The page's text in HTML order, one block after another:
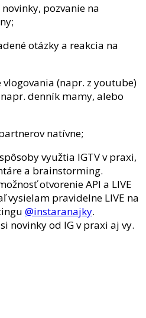
pozvanie na
otázky a reakcia na
(napr. z youtube)
denník mamy, alebo
natívne;
využtia IGTV v praxi,
a brainstorming.
otvorenie API a LIVE
vysielam pravidelne LIVE na
@instaranajky.
novinky od IG v praxi aj vy.